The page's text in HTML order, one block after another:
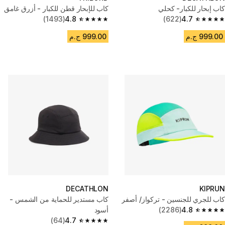
كاب إبحار للكبار- كحلي
4.7
4.7 out of 5 stars from 622 reviews
(622)
999.00 ج.م
كاب للإبحار قطن للكبار - أزرق غامق
4.8
4.8 out of 5 stars from 1493 reviews
(1493)
999.00 ج.م
KIPRUN
كاب للجري للجنسين - تركواز/ أصفر
4.8
4.8 out of 5 stars from 2286 reviews
(2286)
DECATHLON
كاب مستدير للحماية من الشمس -
أسود
4.7
(64)